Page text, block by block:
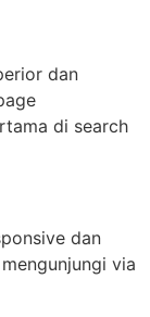
dan
di search
dan
via